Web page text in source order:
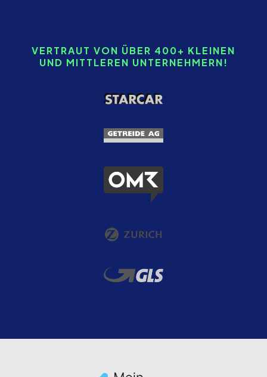
VERTRAUT VON ÜBER 400+ KLEINEN
UND MITTLEREN UNTERNEHMERN!